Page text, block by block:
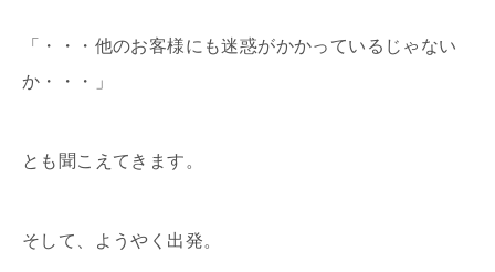
「・・・他のお客様にも迷惑がかかっているじゃない
か・・・」
とも聞こえてきます。
そして、ようやく出発。